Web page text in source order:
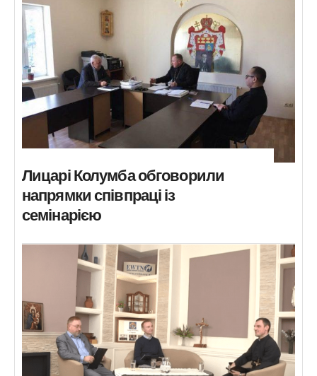
Лицарі Колумба обговорили
напрямки співпраці із
семінарією